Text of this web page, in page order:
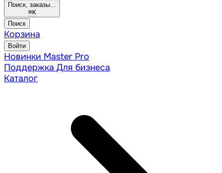
Поиск, заказы...
⌘K
Поиск
Корзина
Войти
Новинки Master Pro
Поддержка Для бизнеса
Каталог